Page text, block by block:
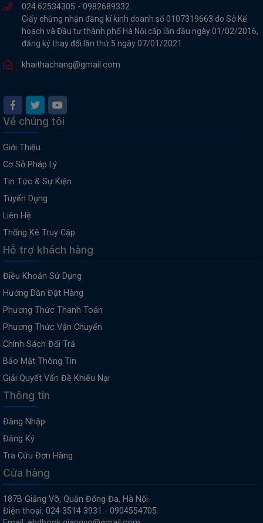
024.62534305 - 0982689332
Giấy chứng nhận đăng kí kinh doanh số 0107319663 do Sở Kế
hoach và Đầu tư thành phố Hà Nội cấp lần đầu ngày 01/02/2016,
đăng ký thay đổi lần thứ 5 ngày 07/01/2021
khaithachang@gmail.com
Về chúng tôi
Giới Thiệu
Cơ Sở Pháp Lý
Tin Tức & Sự Kiện
Tuyển Dụng
Liên Hệ
Thống Kê Truy Cập
Hỗ trợ khách hàng
Điều Khoản Sử Dụng
Hướng Dẫn Đặt Hàng
Phương Thức Thanh Toán
Phương Thức Vận Chuyển
Chính Sách Đổi Trả
Bảo Mật Thông Tin
Giải Quyết Vấn Đề Khiếu Nại
Thông tin
Đăng Nhập
Đăng Ký
Tra Cứu Đơn Hàng
Cửa hàng
187B Giảng Võ, Quận Đống Đa, Hà Nội
Điện thoại: 024 3514 3931 - 0904554705